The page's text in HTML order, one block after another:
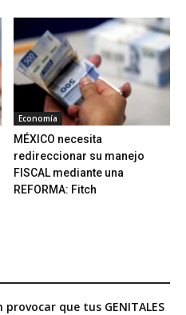
Economía
MÉXICO necesita
redireccionar su manejo
FISCAL mediante una
REFORMA: Fitch
provocar que tus GENITALES